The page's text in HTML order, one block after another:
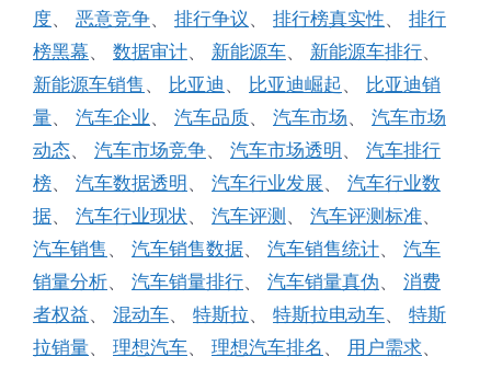
度、 恶意竞争、 排行争议 、 排行榜真实性、 排行
榜黑幕、 数据审计、 新能源车、 新能源车排行、
新能源车销售 、 比亚迪 、 比亚迪崛起、 比亚迪销
量、 汽车企业、 汽车品质、 汽车市场、 汽车市场
动态、 汽车市场竞争、 汽车市场透明 、 汽车排行
榜、 汽车数据透明 、 汽车行业发展、 汽车行业数
据、 汽车行业现状、 汽车评测 、 汽车评测标准、
汽车销售 、 汽车销售数据、 汽车销售统计、 汽车
销量分析、 汽车销量排行、 汽车销量真伪、 消费
者权益、 混动车、 特斯拉、 特斯拉电动车、 特斯
拉销量、 理想汽车、 理想汽车排名 、 用户需求、